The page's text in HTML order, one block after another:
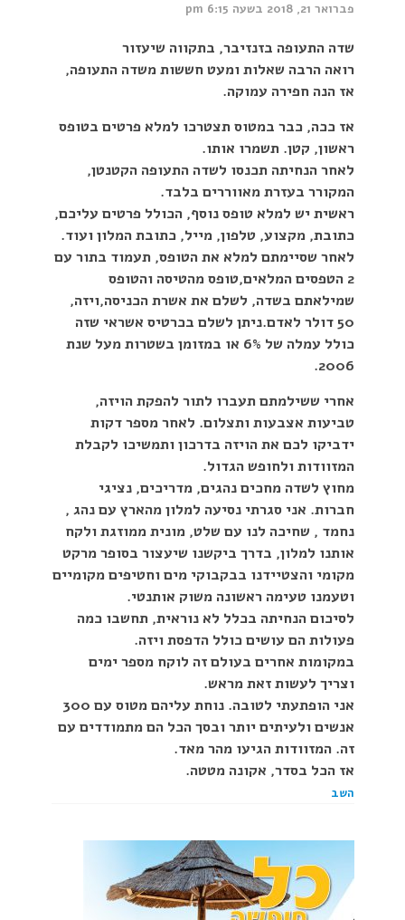
פברואר 21, 2018 בשעה 6:15 pm
שדה התעופה בזנזיבר, בתקווה שיעזור
רואה הרבה שאלות ומעט חששות משדה התעופה,
אז הנה חפירה עמוקה.
אז ככה, כבר במטוס תצטרכו למלא פרטים בטופס
ראשון, קטן. תשמרו אותו.
לאחר הנחיתה תכנסו לשדה התעופה הקטנטן,
המקורר בעזרת מאווררים בלבד.
ראשית יש למלא טופס נוסף, הכולל פרטים עליכם,
כתובת, מקצוע, טלפון, מייל, כתובת המלון ועוד.
לאחר שסיימתם למלא את הטופס, תעמוד בתור עם
2 הטפסים המלאים,טופס מהטיסה והטופס
שמילאתם בשדה, לשלם את אשרת הכניסה,ויזה,
50 דולר לאדם.ניתן לשלם בכרטיס אשראי שזה
כולל עמלה של 6% או במזומן בשטרות מעל שנת
2006.
אחרי ששילמתם תעברו לתור להפקת הויזה,
טביעות אצבעות ותצלום. לאחר מספר דקות
ידביקו לכם את הויזה בדרכון ותמשיכו לקבלת
המזוודות ולחופש הגדול.
מחוץ לשדה מחכים נהגים, מדריכים, נציגי
חברות. אני סגרתי נסיעה למלון מהארץ עם נהג ,
נחמד , שחיכה לנו עם שלט, מונית ממוזגת ולקח
אותנו למלון, בדרך ביקשנו שיעצור בסופר מרקט
מקומי והצטיידנו בבקבוקי מים וחטיפים מקומיים
וטעמנו טעימה ראשונה משוק אותנטי.
לסיכום הנחיתה בכלל לא נוראית, תחשבו כמה
פעולות הם עושים כולל הדפסת ויזה.
במקומות אחרים בעולם זה לוקח מספר ימים
וצריך לעשות זאת מראש.
אני הופתעתי לטובה. נוחת עליהם מטוס עם 300
אנשים ולעיתים יותר ובסך הכל הם מתמודדים עם
זה. המזוודות הגיעו מהר מאד.
אז הכל בסדר, אקונה מטטה.
השב